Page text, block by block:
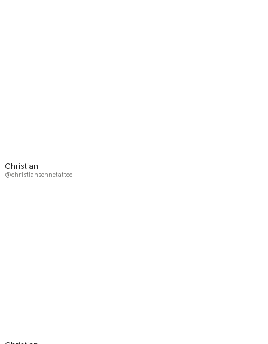
Christian
@christiansonnetattoo